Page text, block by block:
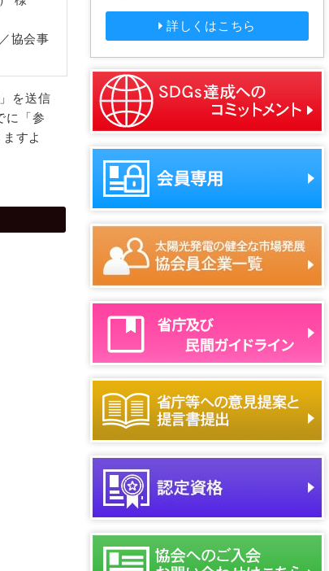
協会事
を送信
に「参
すよ
詳しくはこちら